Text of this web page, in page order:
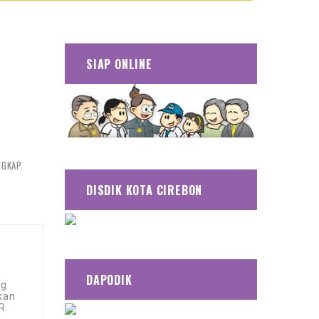
SIAP ONLINE
DISDIK KOTA CIREBON
DAPODIK